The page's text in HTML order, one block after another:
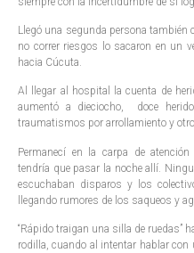
Llegó una segunda persona también
no correr riesgos lo sacaron en un
hacia Cúcuta.
Al llegar al hospital la cuenta de
aumentó a dieciocho, doce
traumatismos por arrollamiento y
Permanecí en la carpa de
tendría que pasar la noche allí.
escuchaban disparos y los
llegando rumores de los saqueos y
“Rápido traigan una silla de ruedas”
rodilla, cuando al intentar hablar con